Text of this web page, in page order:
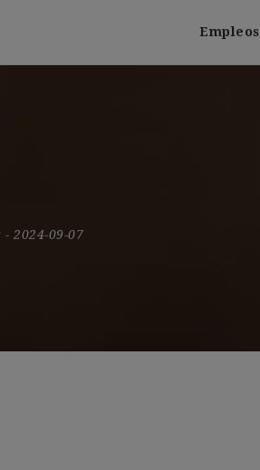
Empleos
- 2024-09-07